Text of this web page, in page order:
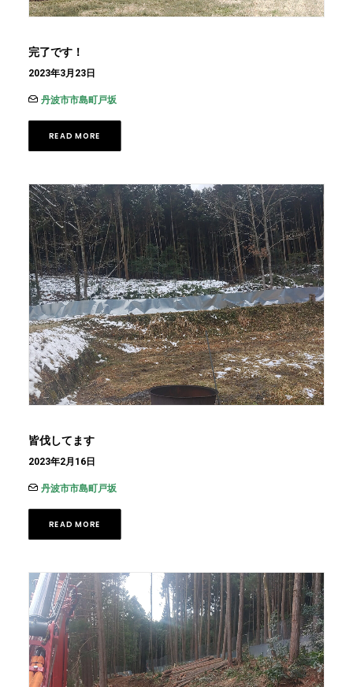
完了です！
2023年3月23日
丹波市市島町戸坂
READ MORE
皆伐してます
2023年2月16日
丹波市市島町戸坂
READ MORE